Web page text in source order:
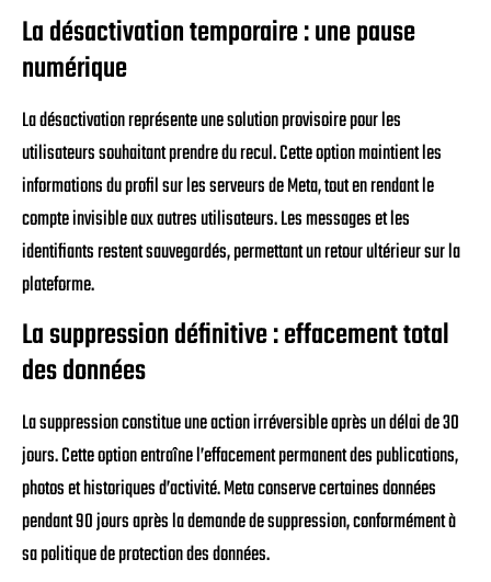
La désactivation temporaire : une pause
numérique
La désactivation représente une solution provisoire pour les
utilisateurs souhaitant prendre du recul. Cette option maintient les
informations du profil sur les serveurs de Meta, tout en rendant le
compte invisible aux autres utilisateurs. Les messages et les
identifiants restent sauvegardés, permettant un retour ultérieur sur la
plateforme.
La suppression définitive : effacement total
des données
La suppression constitue une action irréversible après un délai de 30
jours. Cette option entraîne l’effacement permanent des publications,
photos et historiques d’activité. Meta conserve certaines données
pendant 90 jours après la demande de suppression, conformément à
sa politique de protection des données.